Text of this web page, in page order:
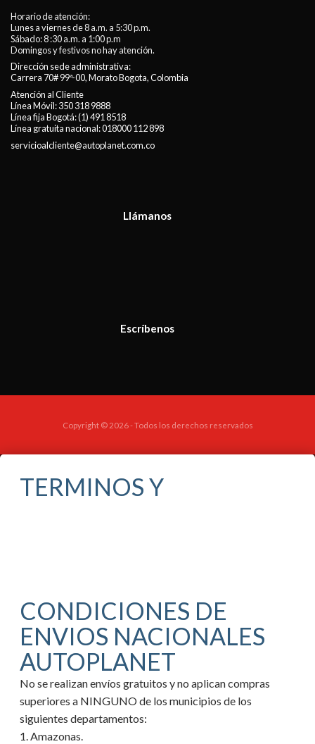
Horario de atención:
Lunes a viernes de 8 a.m. a 5:30 p.m.
Sábado: 8 :30 a.m. a 1:00 p.m
Domingos y festivos no hay atención.
Dirección sede administrativa:
Carrera 70# 99ª-00, Morato Bogota, Colombia
Atención al Cliente
Línea Móvil:350 318 9888
Línea fija Bogotá:(1) 491 8518
Línea gratuita nacional:018000 112 898
servicioalcliente@autoplanet.com.co
Llámanos
Escríbenos
Copyright © 2026 - Todos los derechos reservados
TERMINOS Y
CONDICIONES DE
ENVIOS NACIONALES
AUTOPLANET
No se realizan envíos gratuitos y no aplican compras
superiores a NINGUNO de los municipios de los
siguientes departamentos:
1. Amazonas.